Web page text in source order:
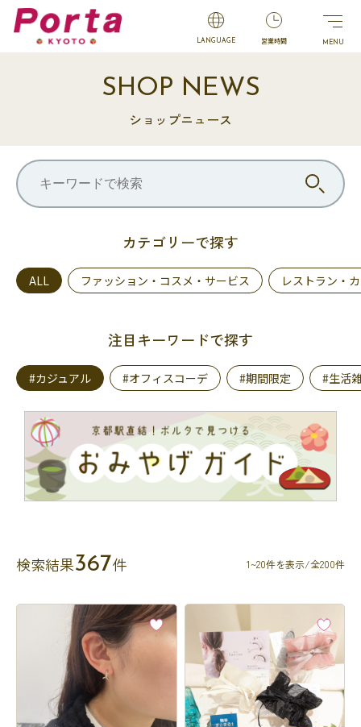
LANGUAGE 営業時間
SHOP NEWS
ショップニュース
カテゴリーで探す
ALL ファッション・コスメ・サービス レストラン・
注目キーワードで探す
#カジュアル #オフィスコーデ #期間限定 #生活
検索結果367件 1~20件を表示/全200件